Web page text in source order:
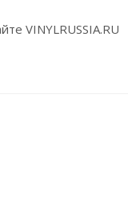
VINYLRUSSIA.RU